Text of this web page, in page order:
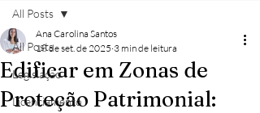
All Posts
Legislação
Licenciamento
All Posts
Edificar em Zonas de
Proteção Patrimonial:
Ana Carolina Santos
18 de set. de 2025 3 min de leitura